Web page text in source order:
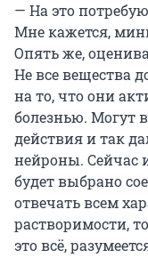
— На это
Мне кажется,
Опять же,
Не все вещества
на то, что они
болезнью. Могут
действия и так
нейроны. Сейчас
будет выбрано
отвечать всем
растворимости,
это всё,